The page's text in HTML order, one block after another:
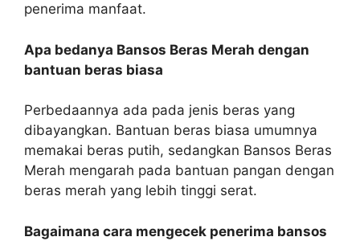
penerima manfaat.
Apa bedanya Bansos Beras Merah dengan
bantuan beras biasa
Perbedaannya ada pada jenis beras yang
dibayangkan. Bantuan beras biasa umumnya
memakai beras putih, sedangkan Bansos Beras
Merah mengarah pada bantuan pangan dengan
beras merah yang lebih tinggi serat.
Bagaimana cara mengecek penerima bansos